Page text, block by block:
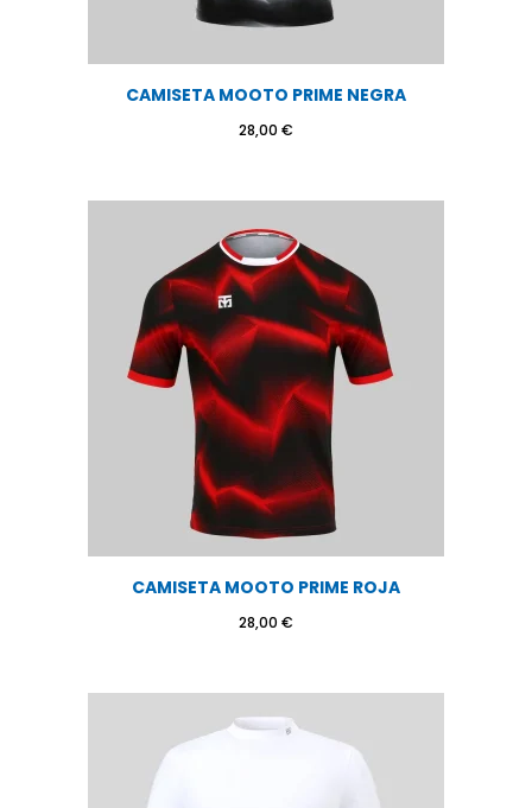
CAMISETA MOOTO PRIME NEGRA
28,00 €
CAMISETA MOOTO PRIME ROJA
28,00 €